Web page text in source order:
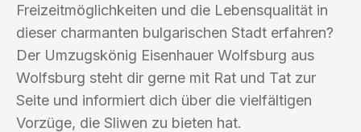
Freizeitmöglichkeiten und die Lebensqualität in
dieser charmanten bulgarischen Stadt erfahren?
Der Umzugskönig Eisenhauer Wolfsburg aus
Wolfsburg steht dir gerne mit Rat und Tat zur
Seite und informiert dich über die vielfältigen
Vorzüge, die Sliwen zu bieten hat.